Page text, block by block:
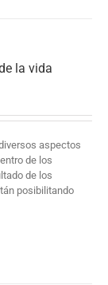
la vida
aspectos
de los
de los
posibilitando